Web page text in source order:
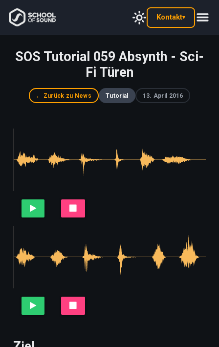
Kontakt▾
SOS Tutorial 059 Absynth - Sci-
Fi Türen
← Zurück zu News Tutorial 13. April 2016